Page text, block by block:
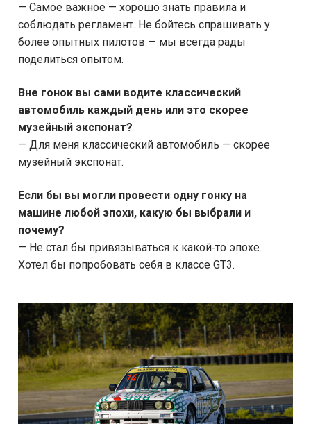
— Самое важное — хорошо знать правила и
соблюдать регламент. Не бойтесь спрашивать у
более опытных пилотов — мы всегда рады
поделиться опытом.
Вне гонок вы сами водите классический
автомобиль каждый день или это скорее
музейный экспонат?
— Для меня классический автомобиль — скорее
музейный экспонат.
Если бы вы могли провести одну гонку на
машине любой эпохи, какую бы выбрали и
почему?
— Не стал бы привязываться к какой‑то эпохе.
Хотел бы попробовать себя в классе GT3.